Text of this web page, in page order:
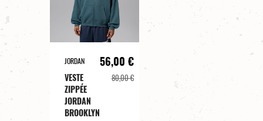
JORDAN
VESTE
ZIPPÉE
JORDAN
BROOKLYN
56,00 €
80,00 €